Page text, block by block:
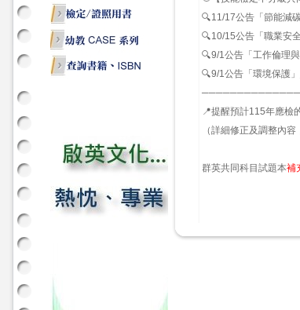
🔍11/17公告「節能減碳
🔍10/15公告「職業安全
🔍9/1公告「工作倫理與
🔍9/1公告「環境保護」
📍提醒預計115年應檢
（詳細修正及調整內
群英共同科目試題本補